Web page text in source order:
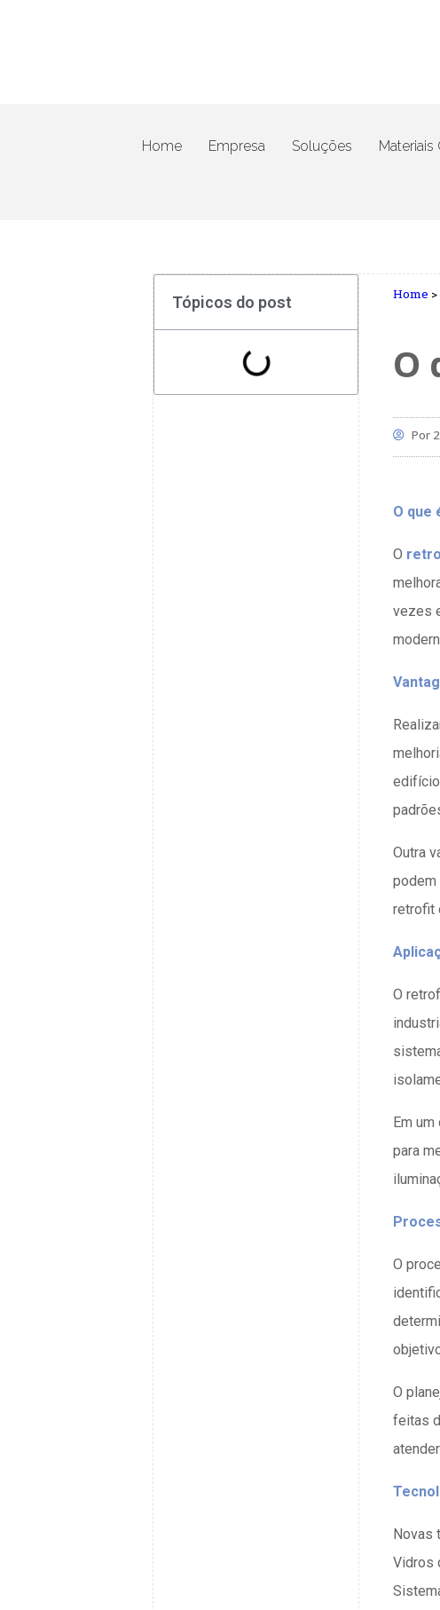
Home Empresa Soluções Materiais
Tópicos do post Home >
O
Por
O que
O
vezes
Outra
podem
retrofit
O
Em
para
O
O
feitas
Novas
Vidros